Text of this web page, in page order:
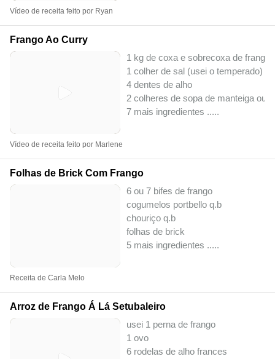
Vídeo de receita feito por Ryan
Frango Ao Curry
1 kg de coxa e sobrecoxa de frango
1 colher de sal (usei o temperado)
4 dentes de alho
2 colheres de sopa de manteiga ou
7 mais ingredientes .....
Vídeo de receita feito por Marlene
Folhas de Brick Com Frango
6 ou 7 bifes de frango
cogumelos portbello q.b
chouriço q.b
folhas de brick
5 mais ingredientes .....
Receita de Carla Melo
Arroz de Frango Á Lá Setubaleiro
usei 1 perna de frango
1 ovo
6 rodelas de alho frances